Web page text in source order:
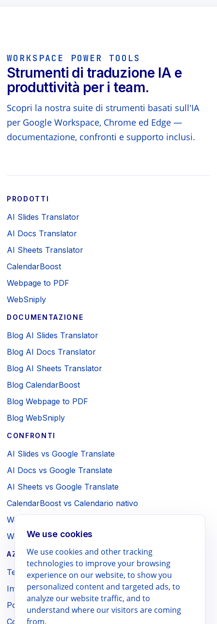
WORKSPACE POWER TOOLS
Strumenti di traduzione IA e
produttività per i team.
Scopri la nostra suite di strumenti basati sull'IA
per Google Workspace, Chrome ed Edge —
documentazione, confronti e supporto inclusi.
PRODOTTI
AI Slides Translator
AI Docs Translator
AI Sheets Translator
CalendarBoost
Webpage to PDF
WebSniply
DOCUMENTAZIONE
Blog AI Slides Translator
Blog AI Docs Translator
Blog AI Sheets Translator
Blog CalendarBoost
Blog Webpage to PDF
Blog WebSniply
CONFRONTI
AI Slides vs Google Translate
AI Docs vs Google Translate
AI Sheets vs Google Translate
CalendarBoost vs Calendario nativo
Webpage to PDF vs Stampa browser
WebSniply vs Screenshot browser
AZIENDA / LEGALE
Termini di servizio
Informativa sulla privacy
Politica di rimborso
Contatti
We use cookies
We use cookies and other tracking
technologies to improve your browsing
experience on our website, to show you
personalized content and targeted ads, to
analyze our website traffic, and to
understand where our visitors are coming
from.